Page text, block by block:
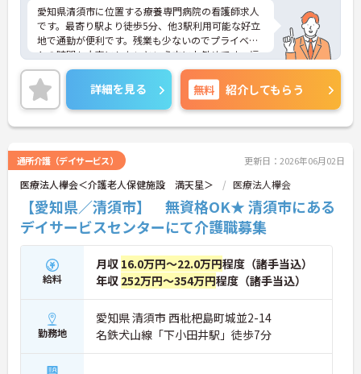
愛知県清須市に位置する療養専門病院の看護師求人
です。最寄り駅より徒歩5分、他3駅利用可能な好立
地で通勤が便利です。残業も少ないのでプライベー
トの時間も大事にしたいという方にお勧めです。幅
広い年代の方々が活躍しており、勤続年数も長い方
が多く、働きやすい環境が整っています。
ご興味のある方には、面接対策ポイントなど、さら
に詳細をお話いたしますのでお気軽にご相談下さ
い。
詳細を見る 無料 紹介してもらう
通所介護（デイサービス） 更新日：2026年06月02日
医療法人欅会＜介護老人保健施設 満天星＞ 医療法人欅会
【愛知県／清須市】 無資格OK★ 清須市にある
デイサービスセンターにて介護職募集
給料
月収 16.0万円～22.0万円程度（諸手当込）
年収 252万円～354万円程度（諸手当込）
勤務地
愛知県 清須市 西枇杷島町城並2-14
名鉄犬山線「下小田井駅」徒歩7分